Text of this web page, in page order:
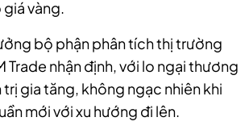
vàng.
bộ phận phân tích thị trường
Trade nhận định, với lo ngại thương
trị gia tăng, không ngạc nhiên khi
mới với xu hướng đi lên.